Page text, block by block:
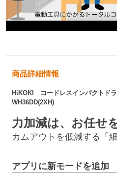
商品詳細情報
HiKOKI コードレスインパクトド
WH36DD(2XH)
力加減は、お任せ
カムアウトを低減する「
アプリに新モードを追加